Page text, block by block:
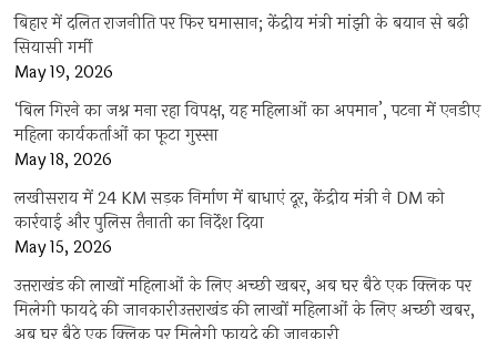
बिहार में दलित राजनीति पर फिर घमासान; केंद्रीय मंत्री मांझी के बयान से बढ़ी
सियासी गर्मी
May 19, 2026
‘बिल गिरने का जश्न मना रहा विपक्ष, यह महिलाओं का अपमान’, पटना में एनडीए
महिला कार्यकर्ताओं का फूटा गुस्सा
May 18, 2026
लखीसराय में 24 KM सड़क निर्माण में बाधाएं दूर, केंद्रीय मंत्री ने DM को
कार्रवाई और पुलिस तैनाती का निर्देश दिया
May 15, 2026
उत्तराखंड की लाखों महिलाओं के लिए अच्छी खबर, अब घर बैठे एक क्लिक पर
मिलेगी फायदे की जानकारीउत्तराखंड की लाखों महिलाओं के लिए अच्छी खबर,